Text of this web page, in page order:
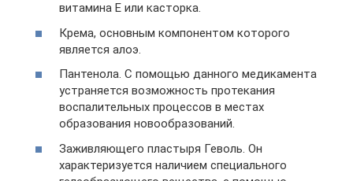
витамина Е или касторка.
Крема, основным компонентом которого
является алоэ.
Пантенола. С помощью данного медикамента
устраняется возможность протекания
воспалительных процессов в местах
образования новообразований.
Заживляющего пластыря Геволь. Он
характеризуется наличием специального